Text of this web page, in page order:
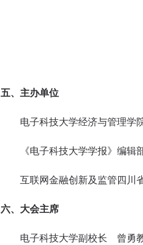
五、主办单位
电子科技大学经济与管理学
《电子科技大学学报》编
互联网金融创新及监管四川
六、大会主席
电子科技大学副校长 曾勇